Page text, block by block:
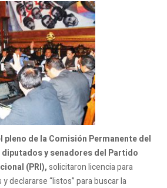
pleno de la Comisión Permanente del
y senadores del Partido
(PRI),solicitaron licencia para
declararse “listos” para buscar la